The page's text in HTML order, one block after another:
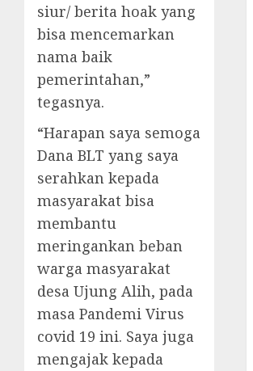
siur/ berita hoak yang
bisa mencemarkan
nama baik
pemerintahan,”
tegasnya.
“Harapan saya semoga
Dana BLT yang saya
serahkan kepada
masyarakat bisa
membantu
meringankan beban
warga masyarakat
desa Ujung Alih, pada
masa Pandemi Virus
covid 19 ini. Saya juga
mengajak kepada